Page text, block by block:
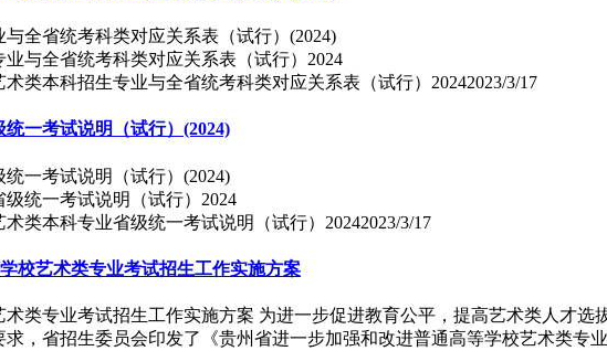
全省统考科类对应关系表（试行）(2024)
类本科招生专业与全省统考科类对应关系表（试行）20242023/3/17
一考试说明（试行）(2024)
一考试说明（试行）(2024)
类本科专业省级统一考试说明（试行）20242023/3/17
校艺术类专业考试招生工作实施方案
类专业考试招生工作实施方案 为进一步促进教育公平，提高艺术类人才
，省招生委员会印发了《贵州省进一步加强和改进普通高等学校艺术类专